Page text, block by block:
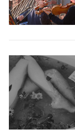
e
r
c
h
f
o